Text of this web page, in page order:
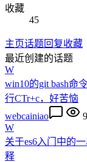
收藏
45
主页话题回复收藏
最近创建的话题
W
win10的git bash命
行CTr+c，好苦恼
webcainiao
W
关于es6入门中的
释